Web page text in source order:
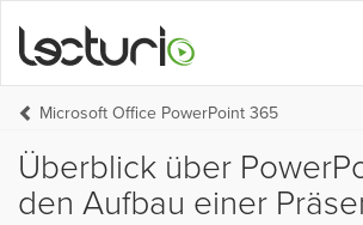
Microsoft Office PowerPoint 365
Überblick über
den Aufbau einer